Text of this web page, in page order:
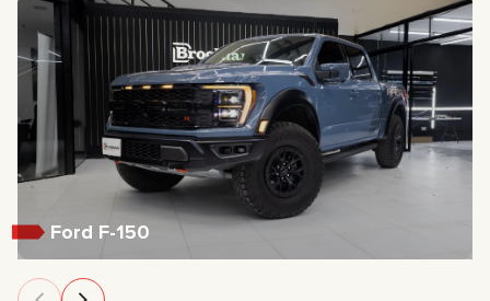
Ford F-150